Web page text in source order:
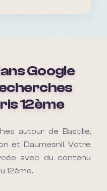
Google
12ème
autour de Bastille,
et Daumesnil. Votre
avec du contenu
12ème.